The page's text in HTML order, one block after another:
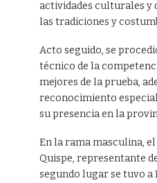
actividades culturales y
las tradiciones y
Acto seguido, se
técnico de la
mejores de la prueba,
reconocimiento
su presencia en la
En la rama masculina,
Quispe, representante
segundo lugar se tuvo a